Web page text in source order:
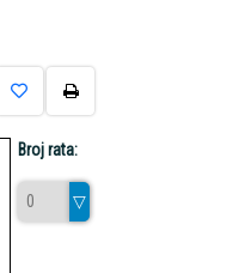
Broj rata: